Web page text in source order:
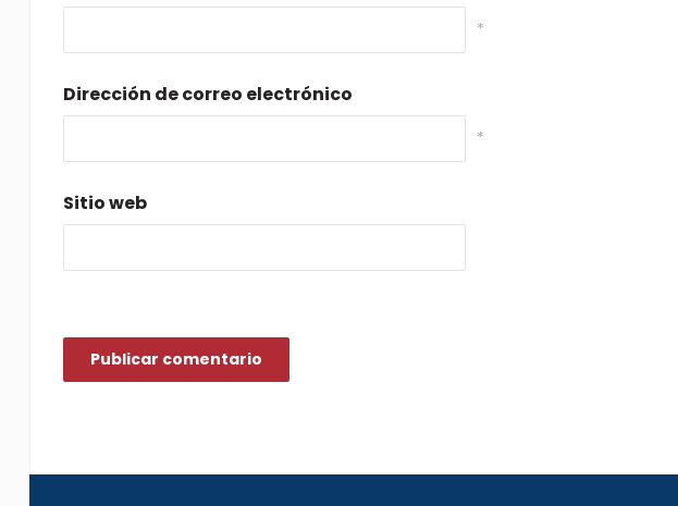
*
Dirección de correo electrónico
*
Sitio web